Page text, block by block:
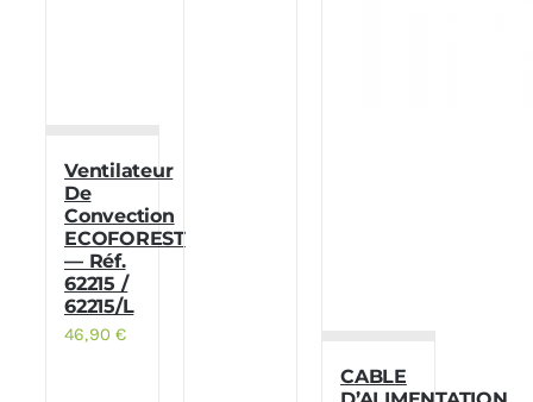
Ventilateur
De
Convection
ECOFOREST
— Réf.
62215 /
62215/L
46,90€
CABLE